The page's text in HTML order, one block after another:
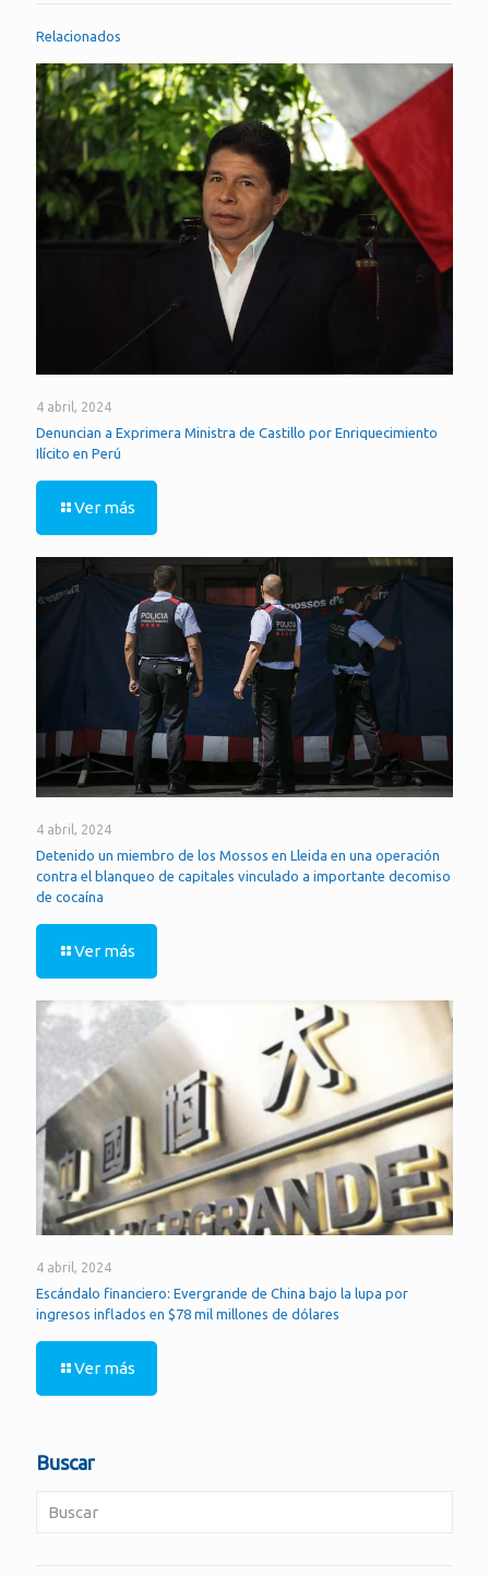
Relacionados
4 abril, 2024
Denuncian a Exprimera Ministra de Castillo por Enriquecimiento
Ilícito en Perú
Ver más
4 abril, 2024
Detenido un miembro de los Mossos en Lleida en una operación
contra el blanqueo de capitales vinculado a importante decomiso
de cocaína
Ver más
4 abril, 2024
Escándalo financiero: Evergrande de China bajo la lupa por
ingresos inflados en $78 mil millones de dólares
Ver más
Buscar